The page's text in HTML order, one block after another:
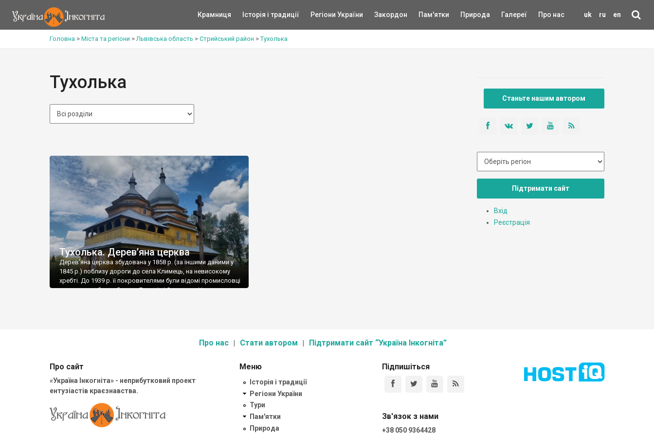
uk ru en
Крамниця Історія і традиції Регіони України Закордон Пам'ятки Природа Галереї Про нас
Головна > Міста та регіони >Львівська область > Стрийський район >Тухолька
Тухолька
Тухолька. Дерев’яна церква
Дерев’яна церква збудована у 1858 р. (за іншими даними у
1845 р.) поблизу дороги до села Климець, на невисокому
хребті. До 1939 р. її покровителями були відомі промисловці
та меценати брати барони Гредлі зі Сколього. На великому
Станьте нашим автором
Підтримати сайт
Вхід
Реєстрація
Про нас Стати автором Підтримати сайт “Україна Інкогніта”
Про сайт
«Україна Інкогніта» - неприбутковий проект
ентузіастів краєзнавства.
Меню
Історія і традиції
Регіони України
Тури
Пам'ятки
Природа
Підпишіться
Зв'язок з нами
+38 050 9364428